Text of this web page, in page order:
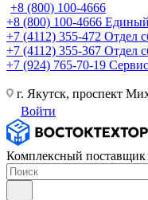
+8 (800) 100-4666
+8 (800) 100-4666
+7 (4112) 355-472 Отдел
+7 (4112) 355-367 Отдел
+7 (924) 765-70-19
г. Якутск, проспект
Войти
Комплексный поставщик